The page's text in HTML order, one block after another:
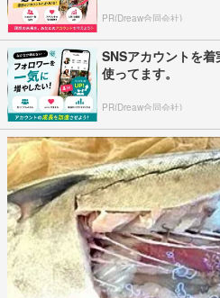
PR(Dreaw合同会社)
SNSアカウントを
使ってます。
PR(Dreaw合同会社)